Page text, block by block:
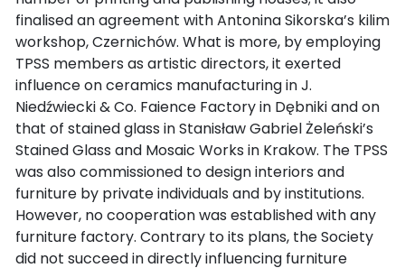
finalised an agreement with Antonina Sikorska’s kilim
workshop, Czernichów. What is more, by employing
TPSS members as artistic directors, it exerted
influence on ceramics manufacturing in J.
Niedźwiecki & Co. Faience Factory in Dębniki and on
that of stained glass in Stanisław Gabriel Żeleński’s
Stained Glass and Mosaic Works in Krakow. The TPSS
was also commissioned to design interiors and
furniture by private individuals and by institutions.
However, no cooperation was established with any
furniture factory. Contrary to its plans, the Society
did not succeed in directly influencing furniture